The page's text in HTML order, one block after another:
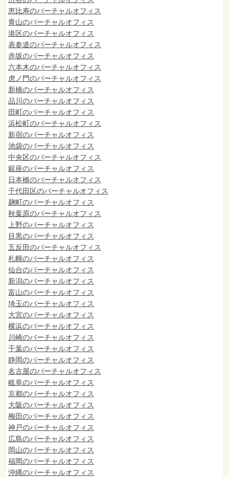
恵比寿のバーチャルオフィス
青山のバーチャルオフィス
港区のバーチャルオフィス
表参道のバーチャルオフィス
赤坂のバーチャルオフィス
六本木のバーチャルオフィス
虎ノ門のバーチャルオフィス
新橋のバーチャルオフィス
品川のバーチャルオフィス
田町のバーチャルオフィス
浜松町のバーチャルオフィス
新宿のバーチャルオフィス
池袋のバーチャルオフィス
中央区のバーチャルオフィス
銀座のバーチャルオフィス
日本橋のバーチャルオフィス
千代田区のバーチャルオフィス
麹町のバーチャルオフィス
秋葉原のバーチャルオフィス
上野のバーチャルオフィス
目黒のバーチャルオフィス
五反田のバーチャルオフィス
札幌のバーチャルオフィス
仙台のバーチャルオフィス
新潟のバーチャルオフィス
富山のバーチャルオフィス
埼玉のバーチャルオフィス
大宮のバーチャルオフィス
横浜のバーチャルオフィス
川崎のバーチャルオフィス
千葉のバーチャルオフィス
静岡のバーチャルオフィス
名古屋のバーチャルオフィス
岐阜のバーチャルオフィス
京都のバーチャルオフィス
大阪のバーチャルオフィス
梅田のバーチャルオフィス
神戸のバーチャルオフィス
広島のバーチャルオフィス
岡山のバーチャルオフィス
福岡のバーチャルオフィス
沖縄のバーチャルオフィス